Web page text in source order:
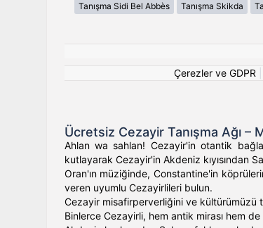
Tanışma Sidi Bel Abbès Tanışma Skikda
Çerezler ve GDPR
Ücretsiz Cezayir Tanışma Ağı –
Ahlan wa sahlan! Cezayir'in otantik
kutlayarak Cezayir'in Akdeniz kıyısından
Oran'ın müziğinde, Constantine'in
veren uyumlu Cezayirlileri bulun.
Cezayir misafirperverliğini ve kültürümüzü
Binlerce Cezayirli, hem antik mirası hem